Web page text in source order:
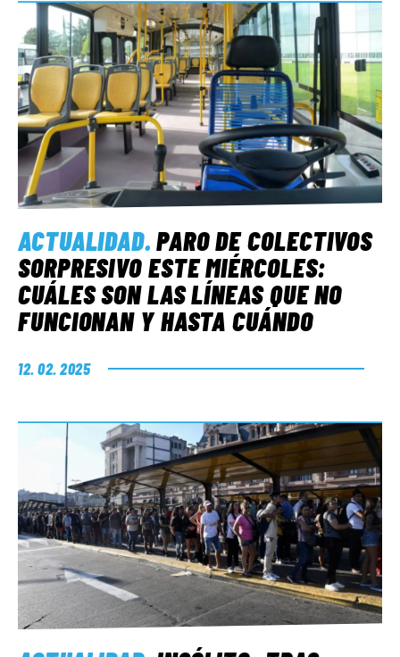
ACTUALIDAD.PARO DE COLECTIVOS
SORPRESIVO ESTE MIÉRCOLES:
CUÁLES SON LAS LÍNEAS QUE NO
FUNCIONAN Y HASTA CUÁNDO
12. 02. 2025